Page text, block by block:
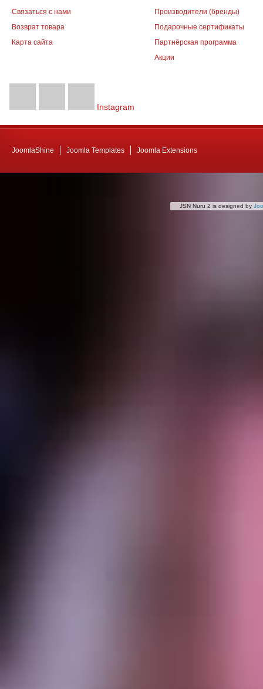
Связаться с нами
Возврат товара
Карта сайта
Производители (бренды)
Подарочные сертификаты
Партнёрская программа
Акции
Instagram
JoomlaShine Joomla Templates Joomla Extensions
JSN Nuru 2 is designed by